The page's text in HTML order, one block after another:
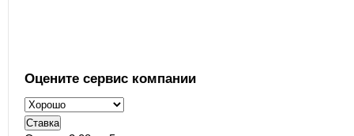
Оцените сервис компании